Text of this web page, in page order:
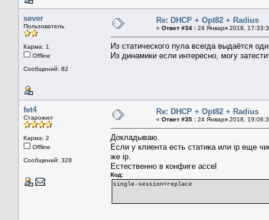
sever
Пользователь
Карма: 1
Offline
Сообщений: 82
Re: DHCP + Opt82 + Radius
« Ответ #34 : 24 Января 2018,
Из статического пула всегда выдаётся
Из динамики если интересно, могу
fet4
Старожил
Карма: 2
Offline
Сообщений: 328
Re: DHCP + Opt82 + Radius
« Ответ #35 : 24 Января 2018,
Докладываю.
Если у клиента есть статика или ip еще
же ip.
Естественно в конфиге accel
Код:
single-session=replace